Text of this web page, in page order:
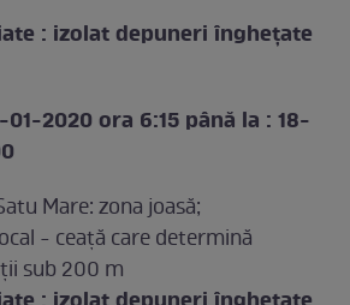
: izolat depuneri înghețate
2020 ora 6:15 până la : 18-
Mare: zona joasă;
- ceaţă care determină
sub 200 m